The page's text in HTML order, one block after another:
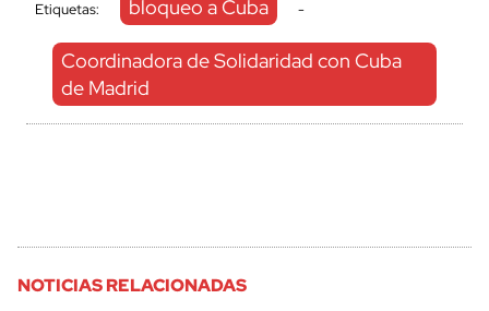
Etiquetas: bloqueo a Cuba -
Coordinadora de Solidaridad con Cuba
de Madrid
NOTICIAS RELACIONADAS